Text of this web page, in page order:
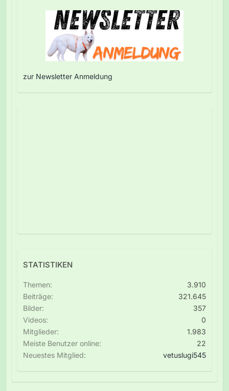
zur Newsletter Anmeldung
STATISTIKEN
Themen
3.910
Beiträge
321.645
Bilder
357
Videos
0
Mitglieder
1.983
Meiste Benutzer online
22
Neuestes Mitglied
vetuslugi545